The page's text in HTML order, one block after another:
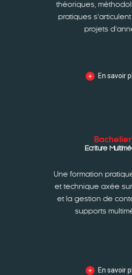
théoriques,
pratiques
projets
En savoir
Bachelier
Ecriture
Une formation
et technique axée
et la gestion de
supports
En savoir